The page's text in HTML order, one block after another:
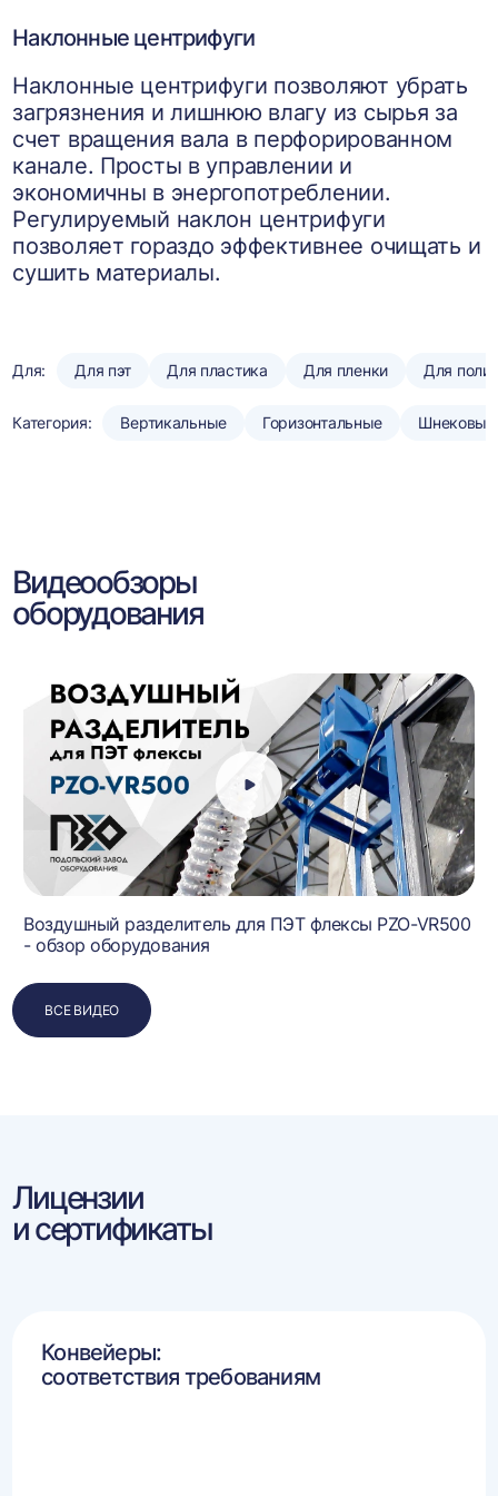
Наклонные центрифуги
Наклонные центрифуги позволяют убрать
загрязнения и лишнюю влагу из сырья за
счет вращения вала в перфорированном
канале. Просты в управлении и
экономичны в энергопотреблении.
Регулируемый наклон центрифуги
позволяет гораздо эффективнее очищать и
сушить материалы.
Для: Для пэт Для пластика Для пленки Для
Категория: Вертикальные Горизонтальные Шнековые
Видеообзоры
оборудования
Воздушный разделитель для ПЭТ флексы PZO-VR500
- обзор оборудования
ВСЕ ВИДЕО
Лицензии
и сертификаты
Конвейеры:
соответствия требованиям